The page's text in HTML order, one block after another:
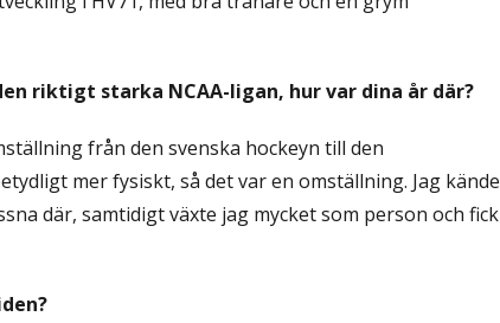
riktigt starka NCAA-ligan, hur var dina år där?
från den svenska hockeyn till den
mer fysiskt, så det var en omställning. Jag kände
där, samtidigt växte jag mycket som person och fick